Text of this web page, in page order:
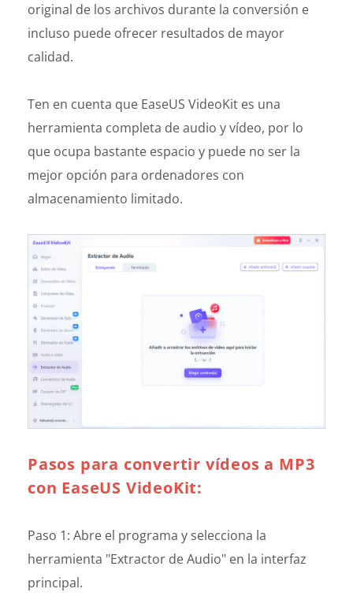
original de los archivos durante la conversión e
incluso puede ofrecer resultados de mayor
calidad.
Ten en cuenta que EaseUS VideoKit es una
herramienta completa de audio y vídeo, por lo
que ocupa bastante espacio y puede no ser la
mejor opción para ordenadores con
almacenamiento limitado.
Pasos para convertir vídeos a MP3
con EaseUS VideoKit:
Paso 1: Abre el programa y selecciona la
herramienta "Extractor de Audio" en la interfaz
principal.